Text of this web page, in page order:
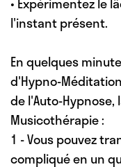
l'instant présent.
En quelques
d'Hypno-
de l'Auto-Hypnose,
Musicothérapie :
1 - Vous pouvez
compliqué en un